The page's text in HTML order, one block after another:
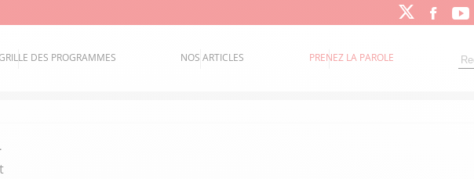
DES PROGRAMMES NOS ARTICLES PRENEZ LA PAROLE